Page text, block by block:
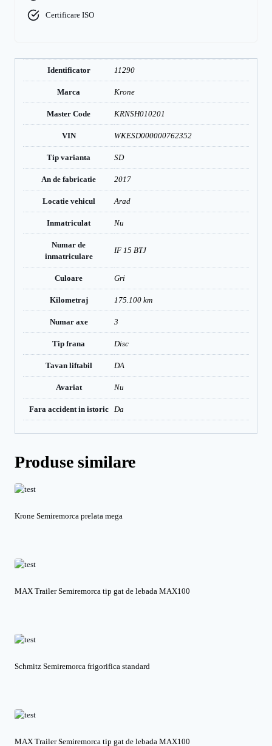
Certificare ISO
Identificator 11290
Marca Krone
Master Code KRNSH010201
VIN WKESD000000762352
Tip varianta SD
An de fabricatie 2017
Locatie vehicul Arad
Inmatriculat Nu
Numar de
inmatriculare
IF 15 BTJ
Culoare Gri
Kilometraj 175.100 km
Numar axe 3
Tip frana Disc
Tavan liftabil DA
Avariat Nu
Fara accident in istoric Da
Produse similare
Krone Semiremorca prelata mega
MAX Trailer Semiremorca tip gat de lebada MAX100
Schmitz Semiremorca frigorifica standard
MAX Trailer Semiremorca tip gat de lebada MAX100